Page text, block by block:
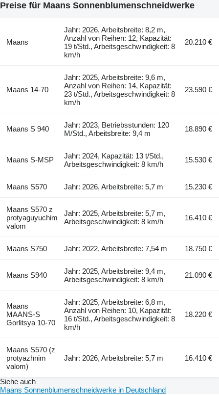
Preise für Maans Sonnenblumenschneidwerke
Maans
Jahr: 2026, Arbeitsbreite: 8,2 m,
Anzahl von Reihen: 12, Kapazität:
19 t/Std., Arbeitsgeschwindigkeit: 8
km/h
20.210 €
Maans 14-70
Jahr: 2025, Arbeitsbreite: 9,6 m,
Anzahl von Reihen: 14, Kapazität:
23 t/Std., Arbeitsgeschwindigkeit: 8
km/h
23.590 €
Maans S 940
Jahr: 2023, Betriebsstunden: 120
M/Std., Arbeitsbreite: 9,4 m
18.890 €
Maans S-MSP
Jahr: 2024, Kapazität: 13 t/Std.,
Arbeitsgeschwindigkeit: 8 km/h
15.530 €
Maans S570 Jahr: 2026, Arbeitsbreite: 5,7 m 15.230 €
Maans S570 z
protyaguyuchim
valom
Jahr: 2025, Arbeitsbreite: 5,7 m,
Arbeitsgeschwindigkeit: 8 km/h
16.410 €
Maans S750 Jahr: 2022, Arbeitsbreite: 7,54 m 18.750 €
Maans S940
Jahr: 2025, Arbeitsbreite: 9,4 m,
Arbeitsgeschwindigkeit: 8 km/h
21.090 €
Maans
MAANS-S
Gorlitsya 10-70
Jahr: 2025, Arbeitsbreite: 6,8 m,
Anzahl von Reihen: 10, Kapazität:
16 t/Std., Arbeitsgeschwindigkeit: 8
km/h
18.220 €
Maans S570 (z
protyazhnim
valom)
Jahr: 2026, Arbeitsbreite: 5,7 m 16.410 €
Siehe auch
Maans Sonnenblumenschneidwerke in Deutschland